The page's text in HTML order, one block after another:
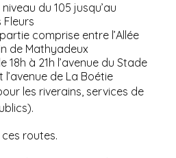
du 105 jusqu’au
Fleurs
comprise entre l’Allée
de Mathyadeux
18h à 21h l’avenue du Stade
l’avenue de La Boétie
les riverains, services de
routes.